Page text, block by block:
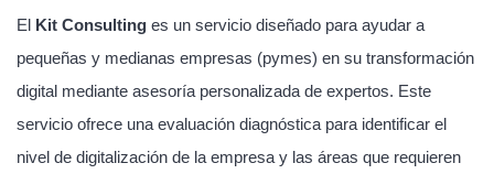
El Kit Consulting es un servicio diseñado para ayudar a
pequeñas y medianas empresas (pymes) en su transformación
digital mediante asesoría personalizada de expertos. Este
servicio ofrece una evaluación diagnóstica para identificar el
nivel de digitalización de la empresa y las áreas que requieren